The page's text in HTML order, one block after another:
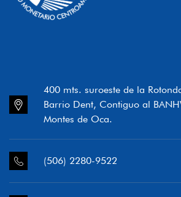
400 mts. suroeste de la
Barrio Dent, Contiguo al
Montes de Oca.
(506) 2280-9522